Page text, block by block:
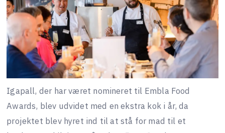
Igapall, der har været nomineret til Embla Food
Awards, blev udvidet med en ekstra kok i år, da
projektet blev hyret ind til at stå for mad til et